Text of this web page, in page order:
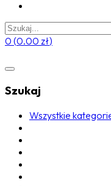
0 (0.00 zł)
Szukaj
Wszystkie